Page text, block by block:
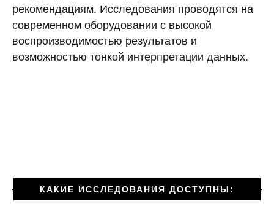
рекомендациям. Исследования проводятся на
современном оборудовании с высокой
воспроизводимостью результатов и
возможностью тонкой интерпретации данных.
КАКИЕ ИССЛЕДОВАНИЯ ДОСТУПНЫ: